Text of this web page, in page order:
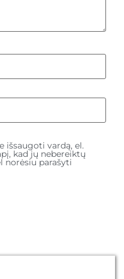
išsaugoti vardą, el.
kad jų nebereiktų
norėsiu parašyti